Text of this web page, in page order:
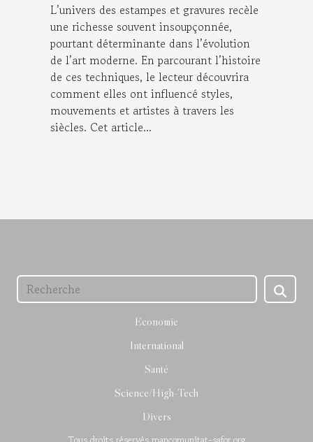
L’univers des estampes et gravures recèle
une richesse souvent insoupçonnée,
pourtant déterminante dans l’évolution
de l’art moderne. En parcourant l’histoire
de ces techniques, le lecteur découvrira
comment elles ont influencé styles,
mouvements et artistes à travers les
siècles. Cet article...
Economie
International
Santé
Science/High-Tech
Divers